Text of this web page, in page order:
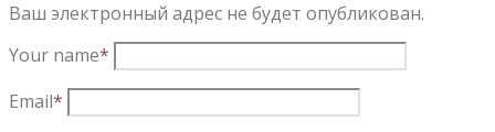
Ваш электронный адрес не будет опубликован.
Your name*
Email*